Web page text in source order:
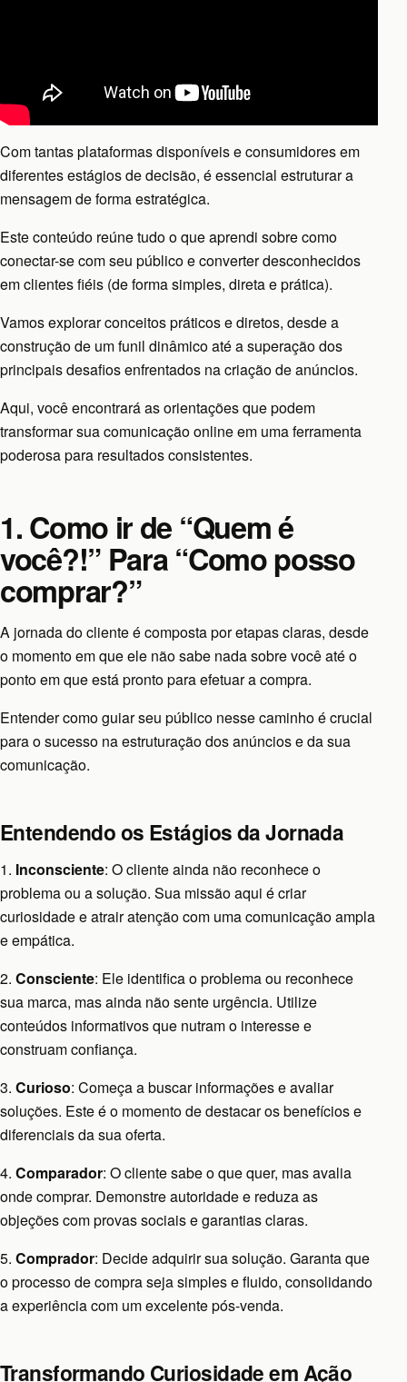
Com tantas plataformas disponíveis e consumidores em
diferentes estágios de decisão, é essencial estruturar a
mensagem de forma estratégica.
Este conteúdo reúne tudo o que aprendi sobre como
conectar-se com seu público e converter desconhecidos
em clientes fiéis (de forma simples, direta e prática).
Vamos explorar conceitos práticos e diretos, desde a
construção de um funil dinâmico até a superação dos
principais desafios enfrentados na criação de anúncios.
Aqui, você encontrará as orientações que podem
transformar sua comunicação online em uma ferramenta
poderosa para resultados consistentes.
1. Como ir de “Quem é
você?!” Para “Como posso
comprar?”
A jornada do cliente é composta por etapas claras, desde
o momento em que ele não sabe nada sobre você até o
ponto em que está pronto para efetuar a compra.
Entender como guiar seu público nesse caminho é crucial
para o sucesso na estruturação dos anúncios e da sua
comunicação.
Entendendo os Estágios da Jornada
1. Inconsciente: O cliente ainda não reconhece o
problema ou a solução. Sua missão aqui é criar
curiosidade e atrair atenção com uma comunicação ampla
e empática.
2. Consciente: Ele identifica o problema ou reconhece
sua marca, mas ainda não sente urgência. Utilize
conteúdos informativos que nutram o interesse e
construam confiança.
3. Curioso: Começa a buscar informações e avaliar
soluções. Este é o momento de destacar os benefícios e
diferenciais da sua oferta.
4. Comparador: O cliente sabe o que quer, mas avalia
onde comprar. Demonstre autoridade e reduza as
objeções com provas sociais e garantias claras.
5. Comprador: Decide adquirir sua solução. Garanta que
o processo de compra seja simples e fluido, consolidando
a experiência com um excelente pós-venda.
Transformando Curiosidade em Ação